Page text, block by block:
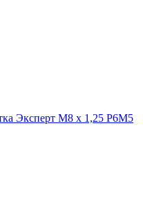
Эксперт M8 x 1,25 P6M5